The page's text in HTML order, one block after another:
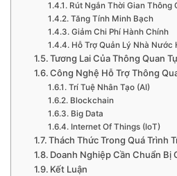
Rút Ngắn Thời Gian Thông
Tăng Tính Minh Bạch
Giảm Chi Phí Hành Chính
Hỗ Trợ Quản Lý Nhà Nước
Tương Lai Của Thông Quan
Công Nghệ Hỗ Trợ Thông
Trí Tuệ Nhân Tạo (AI)
Blockchain
Big Data
Internet Of Things (IoT)
Thách Thức Trong Quá Trình
Doanh Nghiệp Cần Chuẩn Bị
Kết Luận